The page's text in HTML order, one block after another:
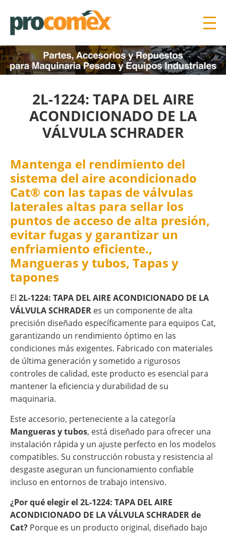
2L-1224: TAPA DEL AIRE
ACONDICIONADO DE LA
VÁLVULA SCHRADER
Mantenga el rendimiento del
sistema del aire acondicionado
Cat® con las tapas de válvulas
laterales altas para sellar los
puntos de acceso de alta presión,
evitar fugas y garantizar un
enfriamiento eficiente.,
Mangueras y tubos, Tapas y
tapones
El 2L-1224: TAPA DEL AIRE ACONDICIONADO DE LA
VÁLVULA SCHRADER es un componente de alta
precisión diseñado específicamente para equipos Cat,
garantizando un rendimiento óptimo en las
condiciones más exigentes. Fabricado con materiales
de última generación y sometido a rigurosos
controles de calidad, este producto es esencial para
mantener la eficiencia y durabilidad de su
maquinaria.
Este accesorio, perteneciente a la categoría
Mangueras y tubos, está diseñado para ofrecer una
instalación rápida y un ajuste perfecto en los modelos
compatibles. Su construcción robusta y resistencia al
desgaste aseguran un funcionamiento confiable
incluso en entornos de trabajo intensivo.
¿Por qué elegir el 2L-1224: TAPA DEL AIRE
ACONDICIONADO DE LA VÁLVULA SCHRADER de
Cat? Porque es un producto original, diseñado bajo